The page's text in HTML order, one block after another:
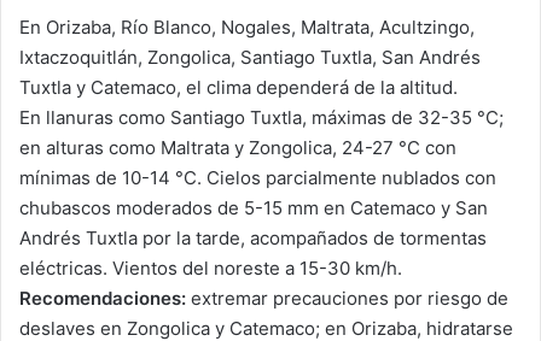
En Orizaba, Río Blanco, Nogales, Maltrata, Acultzingo,
Ixtaczoquitlán, Zongolica, Santiago Tuxtla, San Andrés
Tuxtla y Catemaco, el clima dependerá de la altitud.
En llanuras como Santiago Tuxtla, máximas de 32-35 °C;
en alturas como Maltrata y Zongolica, 24-27 °C con
mínimas de 10-14 °C. Cielos parcialmente nublados con
chubascos moderados de 5-15 mm en Catemaco y San
Andrés Tuxtla por la tarde, acompañados de tormentas
eléctricas. Vientos del noreste a 15-30 km/h.
Recomendaciones: extremar precauciones por riesgo de
deslaves en Zongolica y Catemaco; en Orizaba, hidratarse